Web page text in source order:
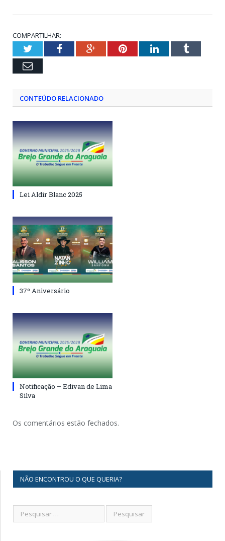
COMPARTILHAR:
TwitterFacebookGoogle+PinterestLinkedInTumblr
Email
CONTEÚDO RELACIONADO
Lei Aldir Blanc 2025
37º Aniversário
Notificação – Edivan de Lima
Silva
Os comentários estão fechados.
NÃO ENCONTROU O QUE QUERIA?